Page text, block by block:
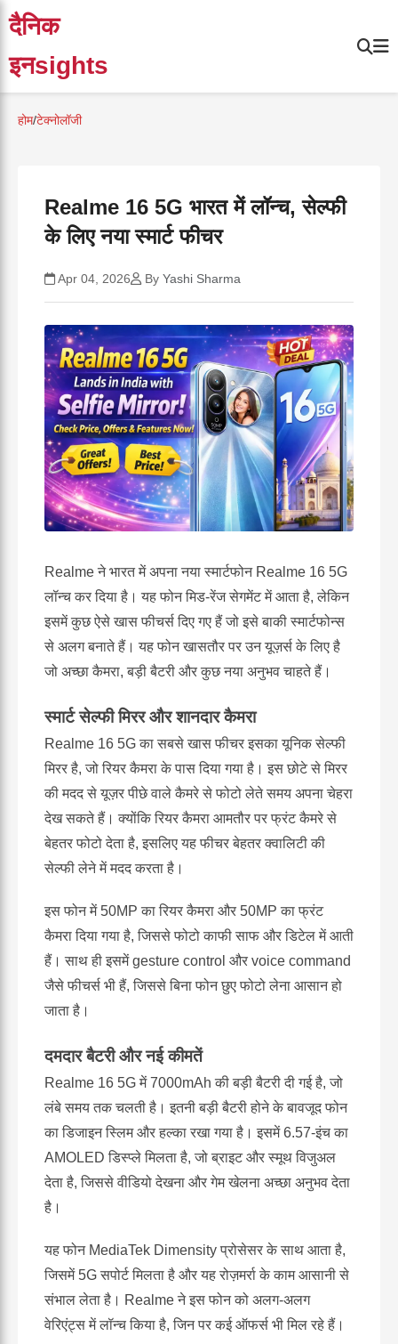
दैनिक
इनsights
होम/टेक्नोलॉजी
Realme 16 5G भारत में लॉन्च, सेल्फी
के लिए नया स्मार्ट फीचर
Apr 04, 2026 By Yashi Sharma
Realme ने भारत में अपना नया स्मार्टफोन Realme 16 5G
लॉन्च कर दिया है। यह फोन मिड-रेंज सेगमेंट में आता है, लेकिन
इसमें कुछ ऐसे खास फीचर्स दिए गए हैं जो इसे बाकी स्मार्टफोन्स
से अलग बनाते हैं। यह फोन खासतौर पर उन यूज़र्स के लिए है
जो अच्छा कैमरा, बड़ी बैटरी और कुछ नया अनुभव चाहते हैं।
स्मार्ट सेल्फी मिरर और शानदार कैमरा
Realme 16 5G का सबसे खास फीचर इसका यूनिक सेल्फी
मिरर है, जो रियर कैमरा के पास दिया गया है। इस छोटे से मिरर
की मदद से यूज़र पीछे वाले कैमरे से फोटो लेते समय अपना चेहरा
देख सकते हैं। क्योंकि रियर कैमरा आमतौर पर फ्रंट कैमरे से
बेहतर फोटो देता है, इसलिए यह फीचर बेहतर क्वालिटी की
सेल्फी लेने में मदद करता है।
इस फोन में 50MP का रियर कैमरा और 50MP का फ्रंट
कैमरा दिया गया है, जिससे फोटो काफी साफ और डिटेल में आती
हैं। साथ ही इसमें gesture control और voice command
जैसे फीचर्स भी हैं, जिससे बिना फोन छुए फोटो लेना आसान हो
जाता है।
दमदार बैटरी और नई कीमतें
Realme 16 5G में 7000mAh की बड़ी बैटरी दी गई है, जो
लंबे समय तक चलती है। इतनी बड़ी बैटरी होने के बावजूद फोन
का डिजाइन स्लिम और हल्का रखा गया है। इसमें 6.57-इंच का
AMOLED डिस्प्ले मिलता है, जो ब्राइट और स्मूथ विजुअल
देता है, जिससे वीडियो देखना और गेम खेलना अच्छा अनुभव देता
है।
यह फोन MediaTek Dimensity प्रोसेसर के साथ आता है,
जिसमें 5G सपोर्ट मिलता है और यह रोज़मर्रा के काम आसानी से
संभाल लेता है। Realme ने इस फोन को अलग-अलग
वेरिएंट्स में लॉन्च किया है, जिन पर कई ऑफर्स भी मिल रहे हैं।